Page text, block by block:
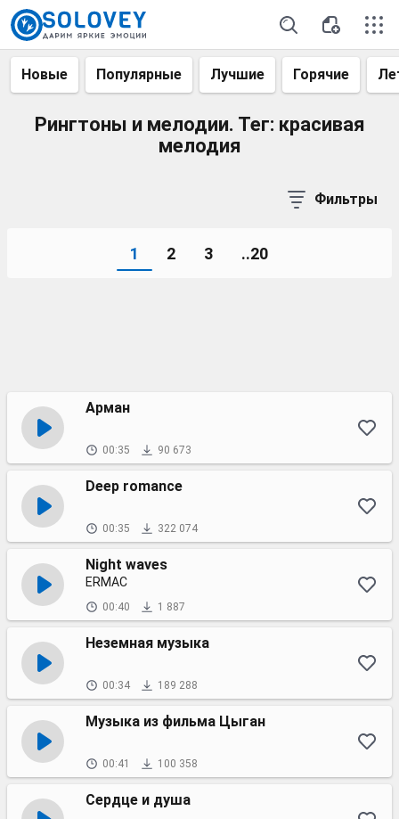
Новые Популярные Лучшие Горячие
Рингтоны и мелодии. Тег: красивая
мелодия
Фильтры
1 2 3 ..20
Арман
00:35 90 673
Deep romance
00:35 322 074
Night waves
ERMAC
00:40 1 887
Неземная музыка
00:34 189 288
Музыка из фильма Цыган
00:41 100 358
Сердце и душа